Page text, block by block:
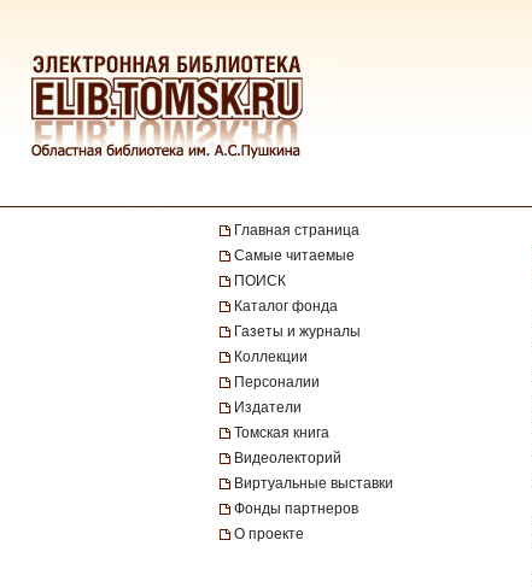
Главная страница
Самые читаемые
ПОИСК
Каталог фонда
Газеты и журналы
Коллекции
Персоналии
Издатели
Томская книга
Видеолекторий
Виртуальные выставки
Фонды партнеров
О проекте